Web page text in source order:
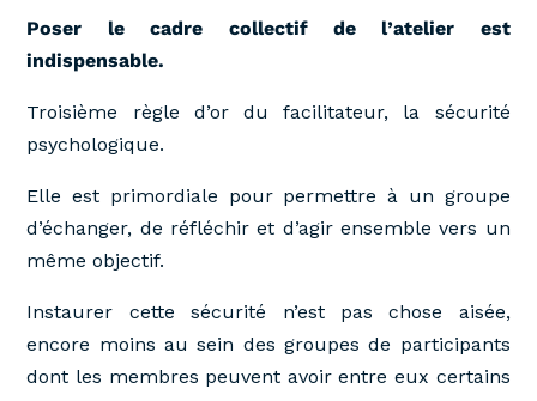
Poser le cadre collectif de l’atelier est
indispensable.
Troisième règle d’or du facilitateur, la sécurité
psychologique.
Elle est primordiale pour permettre à un groupe
d’échanger, de réfléchir et d’agir ensemble vers un
même objectif.
Instaurer cette sécurité n’est pas chose aisée,
encore moins au sein des groupes de participants
dont les membres peuvent avoir entre eux certains